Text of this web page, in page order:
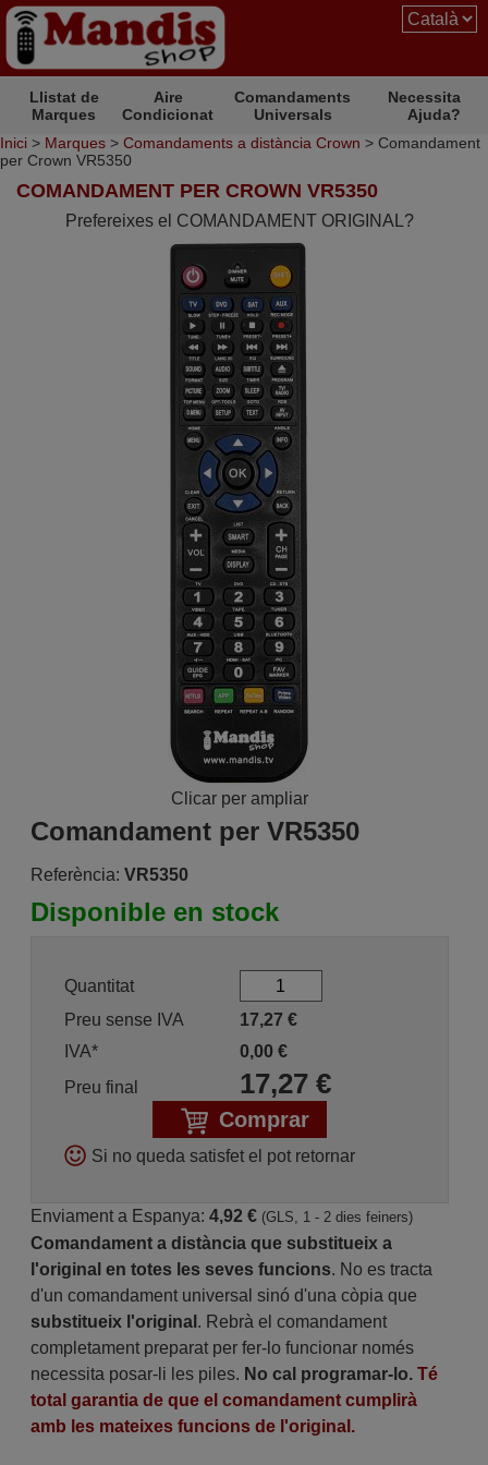
Llistat de
Marques
Aire
Condicionat
Comandaments
Universals
Necessita
Ajuda?
Inici > Marques > Comandaments a distància Crown > Comandament
per Crown VR5350
COMANDAMENT PER CROWN VR5350
Prefereixes el COMANDAMENT ORIGINAL?
Clicar per ampliar
Comandament per VR5350
Referència: VR5350
Disponible en stock
Quantitat
Preu sense IVA
17,27 €
IVA*
0,00 €
Preu final
17,27€
Comprar
Si no queda satisfet el pot retornar
Enviament a Espanya: 4,92 € (GLS, 1 - 2 dies feiners)
Comandament a distància que substitueix a
l'original en totes les seves funcions. No es tracta
d'un comandament universal sinó d'una còpia que
substitueix l'original . Rebrà el comandament
completament preparat per fer-lo funcionar només
necessita posar-li les piles. No cal programar-lo. Té
total garantia de que el comandament cumplirà
amb les mateixes funcions de l'original.